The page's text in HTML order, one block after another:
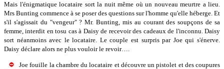
Mais l'énigmatique locataire sort la nuit même où un nouveau meurtre a lieu.
Mrs Bunting commence à se poser des questions sur l'homme qu'elle héberge. Et
s'il s'agissait du "vengeur" ? Mr. Bunting, mis au courant des soupçons de sa
femme, interdit en tosu cas à Daisy de recevoir des cadeaux de l'inconnu. Daisy
sort néanmoins avec le locataire. Le couple est surpris par Joe qui s'énerve.
Daisy déclare alors ne plus vouloir le revoir….
Joe fouille la chambre du locataire et découvre un pistolet et des coupures